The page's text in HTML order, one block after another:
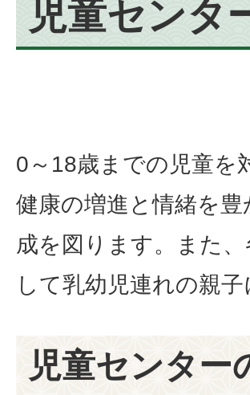
児童センタ
0～18歳までの児童を
健康の増進と情緒を
成を図ります。また
して乳幼児連れの親
児童センター